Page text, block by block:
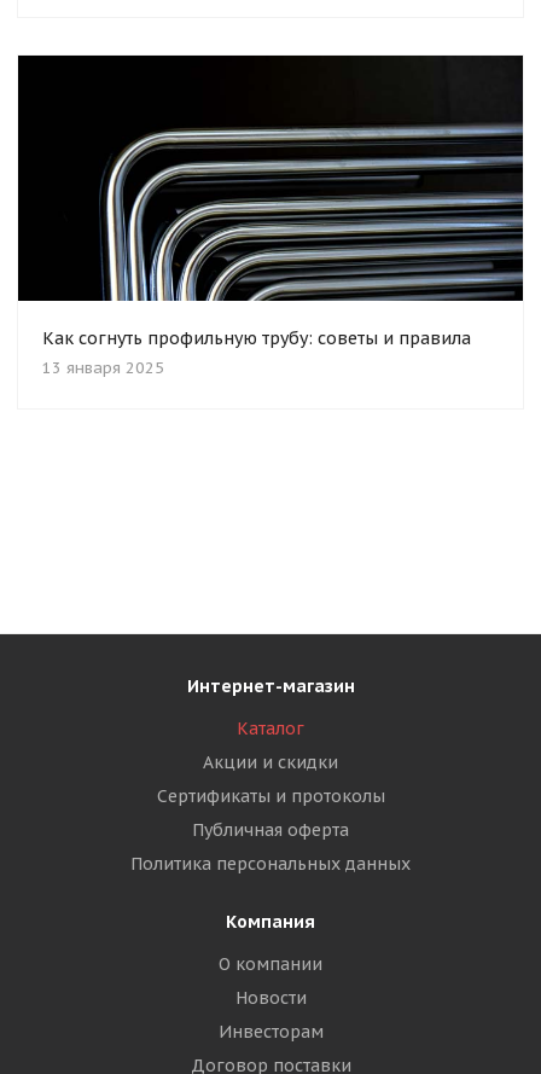
Как согнуть профильную трубу: советы и правила
13 января 2025
Интернет-магазин
Каталог
Акции и скидки
Сертификаты и протоколы
Публичная оферта
Политика персональных данных
Компания
О компании
Новости
Инвесторам
Договор поставки